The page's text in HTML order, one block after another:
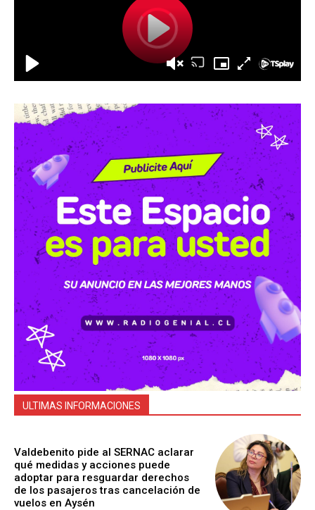
ULTIMAS INFORMACIONES
Valdebenito pide al SERNAC aclarar
qué medidas y acciones puede
adoptar para resguardar derechos
de los pasajeros tras cancelación de
vuelos en Aysén